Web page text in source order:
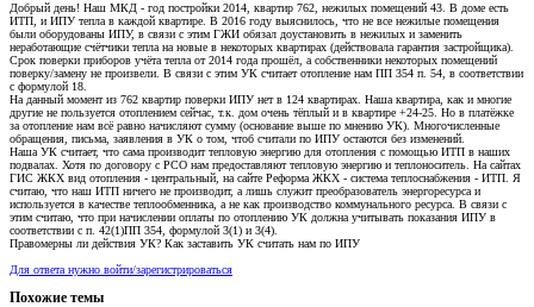
Добрый день! Наш МКД - год постройки 2014, квартир 762, нежилых помещений 43. В доме есть
ИТП, и ИПУ тепла в каждой квартире. В 2016 году выяснилось, что не все нежилые помещения
были оборудованы ИПУ, в связи с этим ГЖИ обязал доустановить в нежилых и заменить
неработающие счётчики тепла на новые в некоторых квартирах (действовала гарантия застройщика).
Срок поверки приборов учёта тепла от 2014 года прошёл, а собственники некоторых помещений
поверку/замену не произвели. В связи с этим УК считает отопление нам ПП 354 п. 54, в соответствии
с формулой 18.
На данный момент из 762 квартир поверки ИПУ нет в 124 квартирах. Наша квартира, как и многие
другие не пользуется отоплением сейчас, т.к. дом очень тёплый и в квартире +24-25. Но в платёжке
за отопление нам всё равно начисляют сумму (основание выше по мнению УК). Многочисленные
обращения, письма, заявления в УК о том, чтоб считали по ИПУ остаются без изменений.
Наша УК считает, что сама производит тепловую энергию для отопления с помощью ИТП в наших
подвалах. Хотя по договору с РСО нам предоставляют тепловую энергию и теплоноситель. На сайтах
ГИС ЖКХ вид отопления - центральный, на сайте Реформа ЖКХ - система теплоснабжения - ИТП. Я
считаю, что наш ИТП ничего не производит, а лишь служит преобразователь энергоресурса и
используется в качестве теплообменника, а не как производство коммунального ресурса. В связи с
этим считаю, что при начислении оплаты по отоплению УК должна учитывать показания ИПУ в
соответствии с п. 42(1)ПП 354, формулой 3(1) и 3(4).
Правомерны ли действия УК? Как заставить УК считать нам по ИПУ
Для ответа нужно войти/зарегистрироваться
Похожие темы